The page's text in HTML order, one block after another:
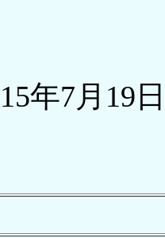
年7月19日